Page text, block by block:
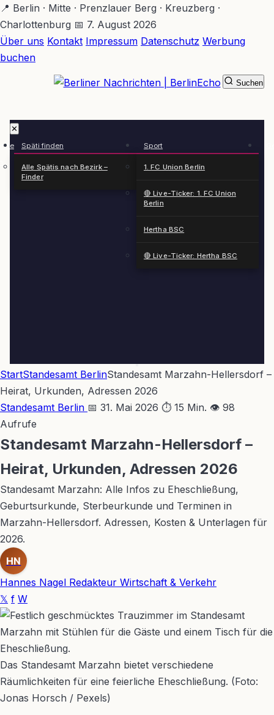
Zum
Hauptinhalt
springen
📍 Berlin · Mitte · Prenzlauer Berg · Kreuzberg ·
Charlottenburg 📅 7. August 2026
Über uns Kontakt Impressum Datenschutz Werbung
buchen
✕
Späti finden
Alle Spätis nach Bezirk –
Finder
Sport
1. FC Union Berlin
🔴 Live-Ticker: 1. FC Union
Berlin
Hertha BSC
🔴 Live-Ticker: Hertha BSC
Suchen
StartStandesamt BerlinStandesamt Marzahn-Hellersdorf –
Heirat, Urkunden, Adressen 2026
Standesamt Berlin 📅 31. Mai 2026 ⏱ 15 Min. 👁 98
Aufrufe
Standesamt Marzahn-Hellersdorf –
Heirat, Urkunden, Adressen 2026
Standesamt Marzahn: Alle Infos zu Eheschließung,
Geburtsurkunde, Sterbeurkunde und Terminen in
Marzahn-Hellersdorf. Adressen, Kosten & Unterlagen für
2026.
HN
Hannes Nagel Redakteur Wirtschaft & Verkehr
𝕏 f W
Das Standesamt Marzahn bietet verschiedene
Räumlichkeiten für eine feierliche Eheschließung. (Foto:
Jonas Horsch / Pexels)